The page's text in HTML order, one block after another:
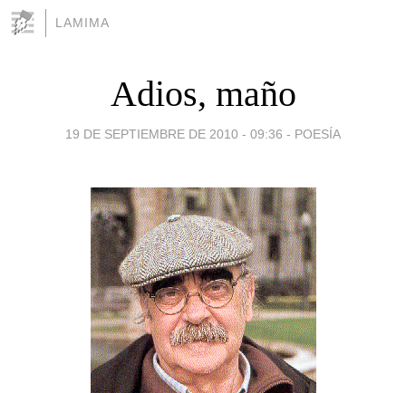
LAMIMA
Adios, maño
19 DE SEPTIEMBRE DE 2010 - 09:36 - POESÍA